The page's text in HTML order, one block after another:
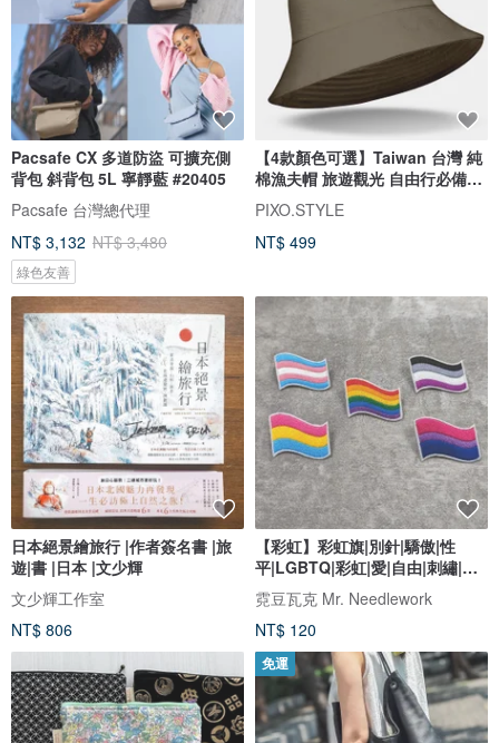
Pacsafe CX 多道防盜 可擴充側
背包 斜背包 5L 寧靜藍 #20405
Pacsafe 台灣總代理
NT$ 3,132 NT$ 3,480
綠色友善
【4款顏色可選】Taiwan 台灣 純
棉漁夫帽 旅遊觀光 自由行必備
152
PIXO.STYLE
NT$ 499
日本絕景繪旅行 |作者簽名書 |旅
遊|書 |日本 |文少輝
文少輝工作室
NT$ 806
【彩虹】彩虹旗|別針|驕傲|性
平|LGBTQ|彩虹|愛|自由|刺繡|胸
針
霓豆瓦克 Mr. Needlework
NT$ 120
免運